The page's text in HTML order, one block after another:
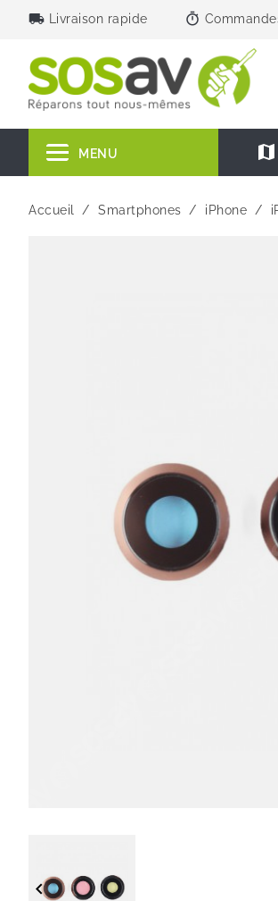
local_shipping Livraison rapide timer
MENU map
Accueil Smartphones iPhone
